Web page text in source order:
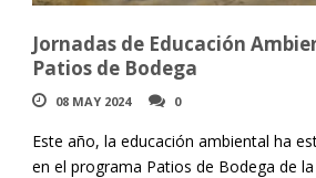
Jornadas de Educación
Patios de Bodega
08 MAY 2024 0
Este año, la educación ambiental ha
en el programa Patios de Bodega de